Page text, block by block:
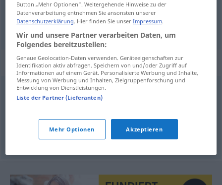
godtgøre,afregne verrechnenanrechnen
Synonyme für "verrechnen"
(sich) verkalkulieren,(sich) verspekulieren
aufrechnen,anrechnen
Button „Mehr Optionen“. Weitergehende Hinweise zu der
Datenverarbeitung entnehmen Sie ansonsten unserer
Datenschutzerklärung. Hier finden Sie unserImpressum.
Wir und unsere Partner verarbeiten Daten, um
Folgendes bereitzustellen:
Genaue Geolocation-Daten verwenden. Geräteeigenschaften zur
Identifikation aktiv abfragen. Speichern von und/oder Zugriff auf
Informationen auf einem Gerät. Personalisierte Werbung und Inhalte,
Messung von Werbung und Inhalten, Zielgruppenforschung und
Entwicklung von Dienstleistungen.
Liste der Partner (Lieferanten)
Mehr Optionen Akzeptieren